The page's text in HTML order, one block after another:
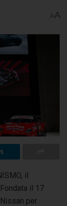
AA
il
il 17
per